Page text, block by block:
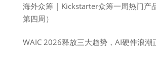
海外众筹 | Kickstarter众筹一周热门产
第四周）
WAIC 2026释放三大趋势，AI硬件浪潮